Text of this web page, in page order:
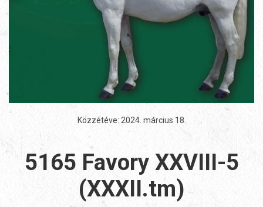
Közzétéve: 2024. március 18
5165 Favory XXVIII-5
(XXXII.tm)